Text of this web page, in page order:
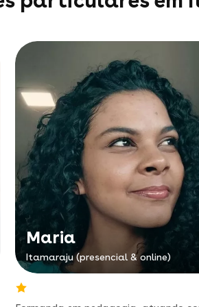
Maria
Itamaraju (presencial & online)